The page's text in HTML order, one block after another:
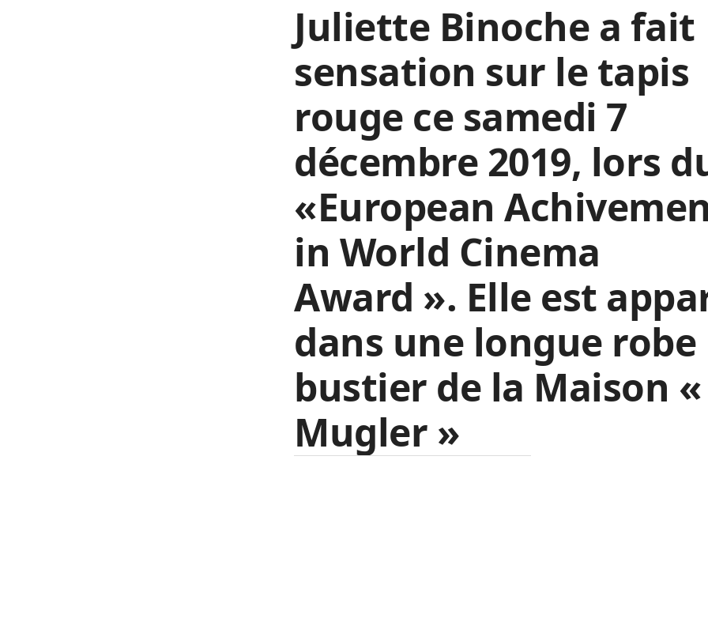
Juliette Binoche a fait
sensation sur le tapis
rouge ce samedi 7
décembre 2019, lors
«European
in World Cinema
Award ». Elle est
dans une longue robe
bustier de la Maison
Mugler »